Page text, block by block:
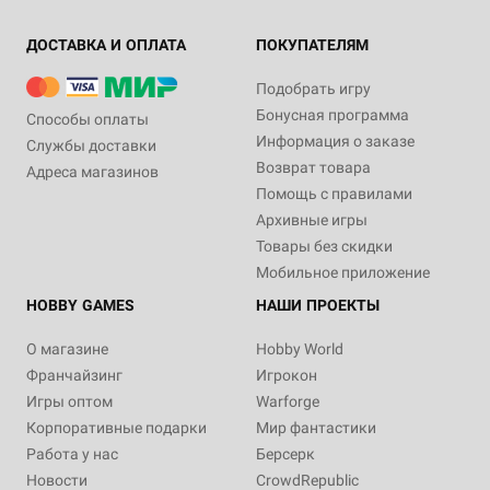
ДОСТАВКА И ОПЛАТА
Способы оплаты
Службы доставки
Адреса магазинов
ПОКУПАТЕЛЯМ
Подобрать игру
Бонусная программа
Информация о заказе
Возврат товара
Помощь с правилами
Архивные игры
Товары без скидки
Мобильное приложение
HOBBY GAMES
О магазине
Франчайзинг
Игры оптом
Корпоративные подарки
Работа у нас
Новости
НАШИ ПРОЕКТЫ
Hobby World
Игрокон
Warforge
Мир фантастики
Берсерк
CrowdRepublic